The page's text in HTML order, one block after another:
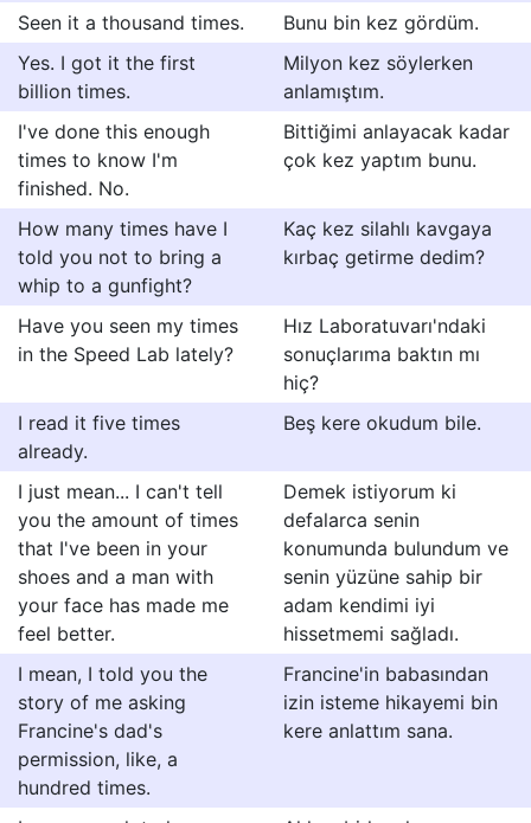
Seen it a thousand times.
Bunu bin kez gördüm.
Yes. I got it the first
billion times.
Milyon kez söylerken
anlamıştım.
I've done this enough
times to know I'm
finished. No.
Bittiğimi anlayacak kadar
çok kez yaptım bunu.
How many times have I
told you not to bring a
whip to a gunfight?
Kaç kez silahlı kavgaya
kırbaç getirme dedim?
Have you seen my times
in the Speed Lab lately?
Hız Laboratuvarı'ndaki
sonuçlarıma baktın mı
hiç?
I read it five times
already.
Beş kere okudum bile.
I just mean... I can't tell
you the amount of times
that I've been in your
shoes and a man with
your face has made me
feel better.
Demek istiyorum ki
defalarca senin
konumunda bulundum ve
senin yüzüne sahip bir
adam kendimi iyi
hissetmemi sağladı.
I mean, I told you the
story of me asking
Francine's dad's
permission, like, a
hundred times.
Francine'in babasından
izin isteme hikayemi bin
kere anlattım sana.